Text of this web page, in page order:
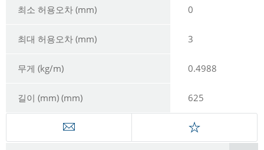
최소 허용오차 (mm) 0
최대 허용오차 (mm) 3
무게 (kg/m) 0.4988
길이 (mm) (mm) 625